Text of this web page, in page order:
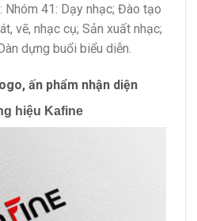
Nhóm 41: Dạy nhạc; Đào tạo
vẽ, nhạc cụ; Sản xuất nhạc;
dựng buổi biểu diễn.
ấn phẩm nhận diện
hiệu Kafine